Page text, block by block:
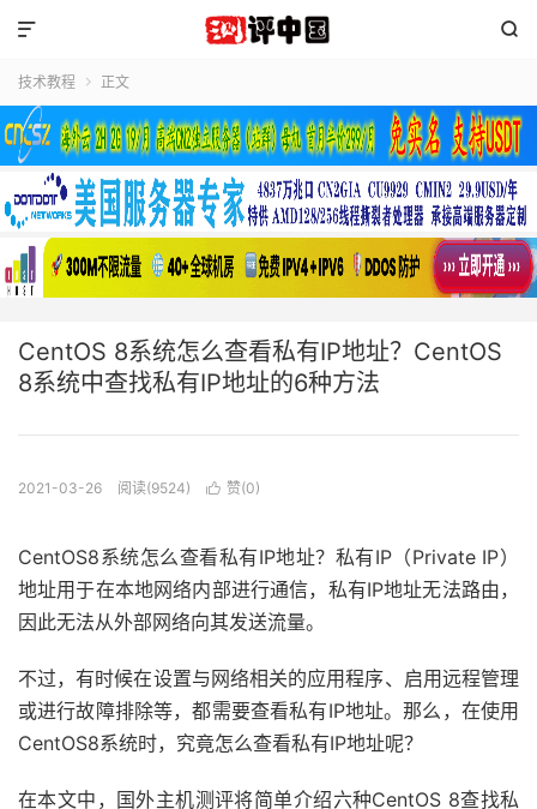


技术教程  正文
CentOS 8系统怎么查看私有IP地址？CentOS
8系统中查找私有IP地址的6种方法
2021-03-26 阅读(9524)  赞(0)
CentOS8系统怎么查看私有IP地址？私有IP（Private IP）
地址用于在本地网络内部进行通信，私有IP地址无法路由，
因此无法从外部网络向其发送流量。
不过，有时候在设置与网络相关的应用程序、启用远程管理
或进行故障排除等，都需要查看私有IP地址。那么，在使用
CentOS8系统时，究竟怎么查看私有IP地址呢？
在本文中，国外主机测评将简单介绍六种CentOS 8查找私